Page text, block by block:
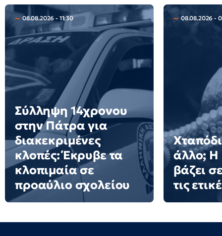
08.08.2026 - 11:30
Σύλληψη 14χρονου
στην Πάτρα για
διακεκριμένες
κλοπές: Έκρυβε τα
κλοπιμαία σε
προαύλιο σχολείου
08.08.2026 -
άλλο; Η
βάζει
τις